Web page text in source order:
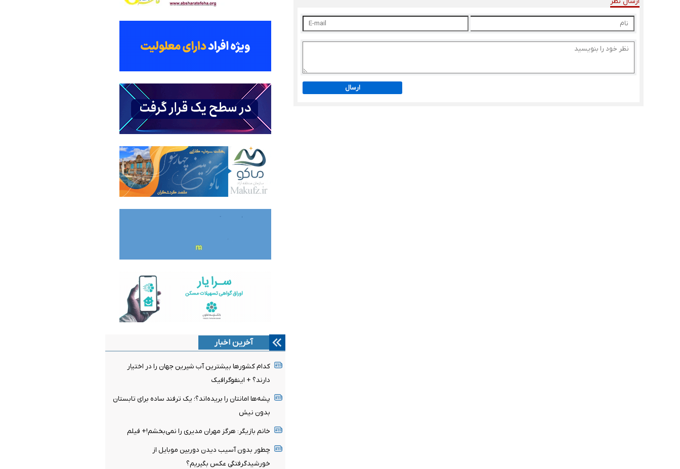
ارسال
آخرین اخبار
کدام کشورها بیشترین آب شیرین جهان را در اختیار
دارند؟ + اینفوگرافیک
پشه‌ها امانتان را بریده‌اند؟؛ یک ترفند ساده برای تابستان
بدون نیش
خانم بازیگر: هرگز مهران مدیری را نمی‌بخشم!+ فیلم
چطور بدون آسیب دیدن دوربین موبایل از
خورشیدگرفتگی عکس بگیریم؟